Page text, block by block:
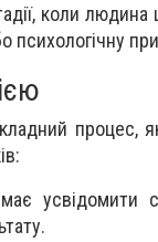
коли
процес,
усвідомити